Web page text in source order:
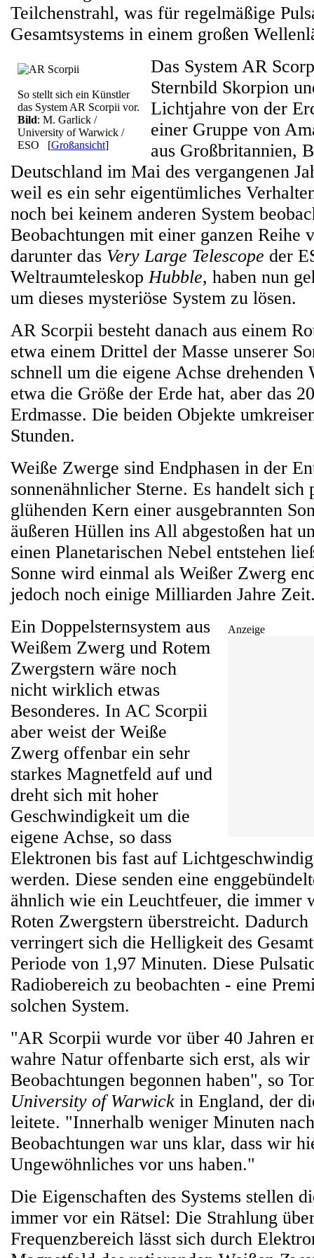
Teilchenstrahl, was für regelmäßige
Gesamtsystems in einem großen
So stellt sich ein Künstler
das System AR Scorpii vor.
Bild: M. Garlick /
University of Warwick /
ESO [Großansicht]
Das System AR
Sternbild Skorpion
Lichtjahre von der
einer Gruppe von
aus Großbritannien,
Deutschland im Mai des vergangenen
weil es ein sehr eigentümliches
noch bei keinem anderen System
Beobachtungen mit einer ganzen Reihe
darunter das Very Large Telescope der
WeltraumteleskopHubble, haben nun
um dieses mysteriöse System zu lösen.
AR Scorpii besteht danach aus einem
etwa einem Drittel der Masse unserer
schnell um die eigene Achse drehenden
etwa die Größe der Erde hat, aber das
Erdmasse. Die beiden Objekte
Stunden.
Weiße Zwerge sind Endphasen in der
sonnenähnlicher Sterne. Es handelt sich
glühenden Kern einer ausgebrannten
äußeren Hüllen ins All abgestoßen hat
einen Planetarischen Nebel entstehen
Sonne wird einmal als Weißer Zwerg
jedoch noch einige Milliarden Jahre
Anzeige
Ein Doppelsternsystem aus
Weißem Zwerg und Rotem
Zwergstern wäre noch
nicht wirklich etwas
Besonderes. In AC Scorpii
aber weist der Weiße
Zwerg offenbar ein sehr
starkes Magnetfeld auf und
dreht sich mit hoher
Geschwindigkeit um die
eigene Achse, so dass
Elektronen bis fast auf
werden. Diese senden eine
ähnlich wie ein Leuchtfeuer, die immer
Roten Zwergstern überstreicht. Dadurch
verringert sich die Helligkeit des
Periode von 1,97 Minuten. Diese
Radiobereich zu beobachten - eine
solchen System.
"AR Scorpii wurde vor über 40 Jahren
wahre Natur offenbarte sich erst, als
Beobachtungen begonnen haben", so
University of Warwick in England, der
leitete. "Innerhalb weniger Minuten
Beobachtungen war uns klar, dass wir
Ungewöhnliches vor uns haben."
Die Eigenschaften des Systems stellen
immer vor ein Rätsel: Die Strahlung
Frequenzbereich lässt sich durch